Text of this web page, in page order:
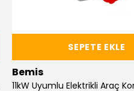
SEPETE EKLE
Bemis